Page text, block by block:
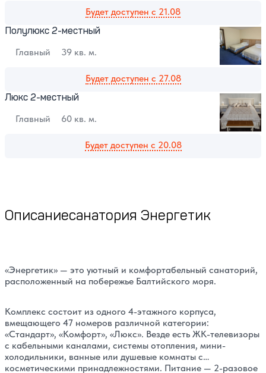
Будет доступен с 21.08
Полулюкс 2-местный
Главный
39 кв. м.
Будет доступен с 27.08
Люкс 2-местный
Главный
60 кв. м.
Будет доступен с 20.08
Описаниесанатория Энергетик
«Энергетик» — это уютный и комфортабельный санаторий,
расположенный на побережье Балтийского моря.
Комплекс состоит из одного 4-этажного корпуса,
вмещающего 47 номеров различной категории:
«Стандарт», «Комфорт», «Люкс». Везде есть ЖК-телевизоры
с кабельными каналами, системы отопления, мини-
холодильники, ванные или душевые комнаты с
косметическими принадлежностями. Питание — 2-разовое